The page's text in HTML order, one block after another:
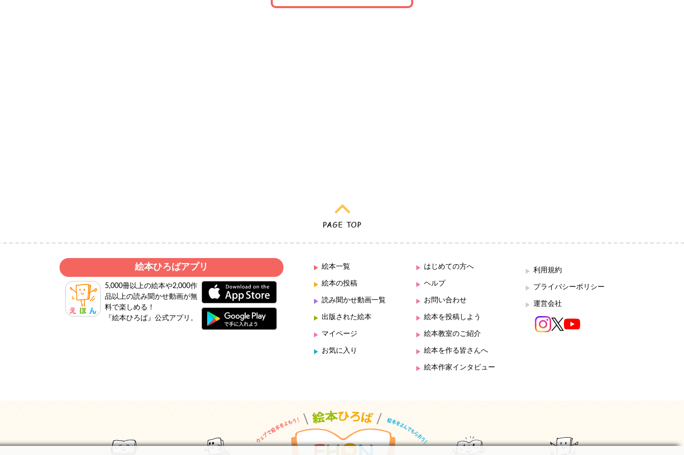
絵本ひろばアプリ
5,000冊以上の絵本や2,000作
品以上の読み聞かせ動画が無
料で楽しめる！
『絵本ひろば』公式アプリ。
絵本一覧
絵本の投稿
読み聞かせ動画一覧
出版された絵本
マイページ
お気に入り
はじめての方へ
ヘルプ
お問い合わせ
絵本を投稿しよう
絵本教室のご紹介
絵本を作る皆さんへ
絵本作家インタビュー
利用規約
プライバシーポリシー
運営会社